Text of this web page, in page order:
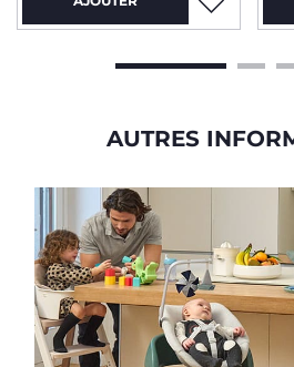
AUTRES